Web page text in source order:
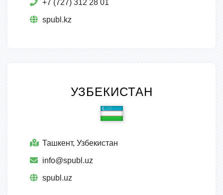
+7 (727) 312 28 01
spubl.kz
УЗБЕКИСТАН
Ташкент, Узбекистан
info@spubl.uz
spubl.uz